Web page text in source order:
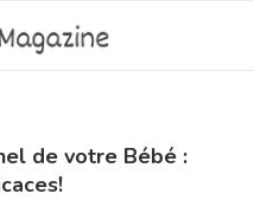
de votre Bébé :